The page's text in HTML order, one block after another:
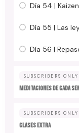
Día 54 |
Día 55 | Las
Día 56 |
SUBSCRIBERS ONLY
MEDITACIONES DE CADA
SUBSCRIBERS ONLY
CLASES EXTRA